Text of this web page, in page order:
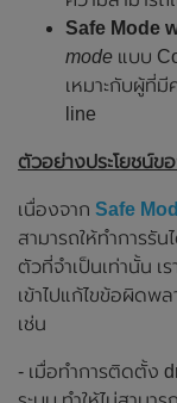
Safe Mode
mode แบบ
เหมาะกับผู้ที่มี
line
ตัวอย่างประโยชน์ข
เนื่องจาก Safe
สามารถให้ทำการรั
ตัวที่จำเป็นเท่านั้น เ
เข้าไปแก้ไขข้อผิดพ
เช่น
- เมื่อทำการติดตั้ง